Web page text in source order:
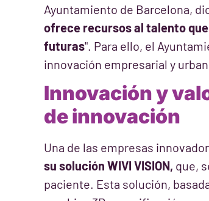
Ayuntamiento de Barcelona,
ofrece recursos al talento
futuras". Para ello, el
innovación empresarial y
Innovación y
de innovación
Una de las empresas
su solución WIVI VISION, que,
paciente. Esta solución,